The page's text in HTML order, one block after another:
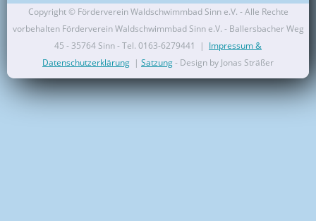
Copyright © Förderverein Waldschwimmbad Sinn e.V. - Alle Rechte
vorbehalten Förderverein Waldschwimmbad Sinn e.V. - Ballersbacher Weg
45 - 35764 Sinn - Tel. 0163-6279441 | Impressum &
Datenschutzerklärung | Satzung- Design by Jonas Sträßer